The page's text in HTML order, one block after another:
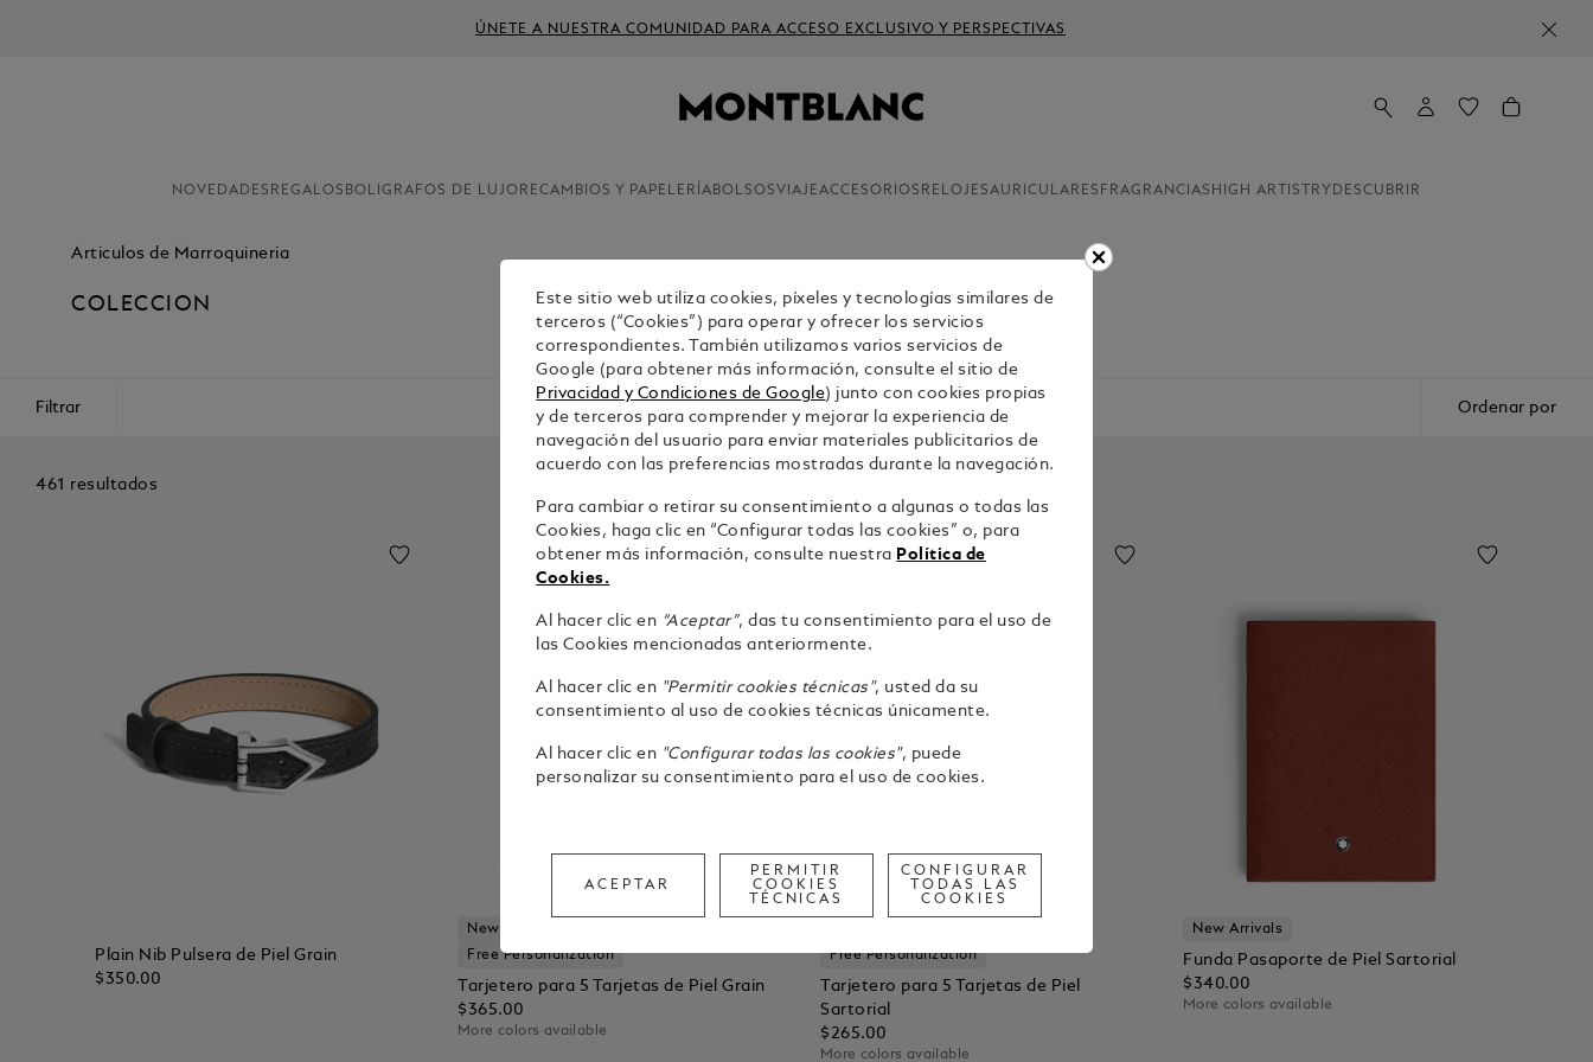
ÚNETE A NUESTRA COMUNIDAD PARA ACCESO EXCLUSIVO Y PERSPECTIVAS
NOVEDADES REGALOS BOLIGRAFOS DE LUJO RECAMBIOS Y PAPELERÍA BOLSOSVIAJEACCESORIOS RELOJESAURICULARES FRAGRANCIAS HIGH ARTISTRY DESCUBRIR
Articulos de Marroquineria
COLECCION
Filtrar Ordenar por
461 resultados
Plain Nib Pulsera de Piel Grain
$350.00
New Arrivals
Free Personalization
Tarjetero para 5 Tarjetas de Piel Grain
$365.00
More colors available
Free Personalization
Tarjetero para 5 Tarjetas de Piel
Sartorial
$265.00
More colors available
New Arrivals
Funda Pasaporte de Piel Sartorial
$340.00
More colors available
Este sitio web utiliza cookies, píxeles y tecnologías similares de
terceros (“Cookies”) para operar y ofrecer los servicios
correspondientes. También utilizamos varios servicios de
Google (para obtener más información, consulte el sitio de
Privacidad y Condiciones de Google) junto con cookies propias
y de terceros para comprender y mejorar la experiencia de
navegación del usuario para enviar materiales publicitarios de
acuerdo con las preferencias mostradas durante la navegación.
Para cambiar o retirar su consentimiento a algunas o todas las
Cookies, haga clic en “Configurar todas las cookies” o, para
obtener más información, consulte nuestra Política de
Cookies.
Al hacer clic en “Aceptar”, das tu consentimiento para el uso de
las Cookies mencionadas anteriormente.
Al hacer clic en "Permitir cookies técnicas", usted da su
consentimiento al uso de cookies técnicas únicamente.
Al hacer clic en "Configurar todas las cookies", puede
personalizar su consentimiento para el uso de cookies.
ACEPTAR
PERMITIR
COOKIES
TÉCNICAS
CONFIGURAR
TODAS LAS
COOKIES